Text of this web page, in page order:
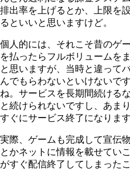
排出率を上げるとか、上限を
るといいと思いますけど。
個人的には、それこそ昔のゲ
を払ったらフルボリュームを
と思いますが、当時と違って
んでもらわないといけないで
ね。サービスを長期間続ける
と続けられないですし、あま
すぐにサービス終了になります
実際、ゲームも完成して宣伝
とかネットに情報を載せてい
がすぐ配信終了してしまった